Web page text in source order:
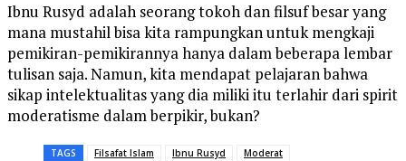
Ibnu Rusyd adalah seorang tokoh dan filsuf besar yang
mana mustahil bisa kita rampungkan untuk mengkaji
pemikiran-pemikirannya hanya dalam beberapa lembar
tulisan saja. Namun, kita mendapat pelajaran bahwa
sikap intelektualitas yang dia miliki itu terlahir dari spirit
moderatisme dalam berpikir, bukan?
TAGS Filsafat Islam Ibnu Rusyd Moderat